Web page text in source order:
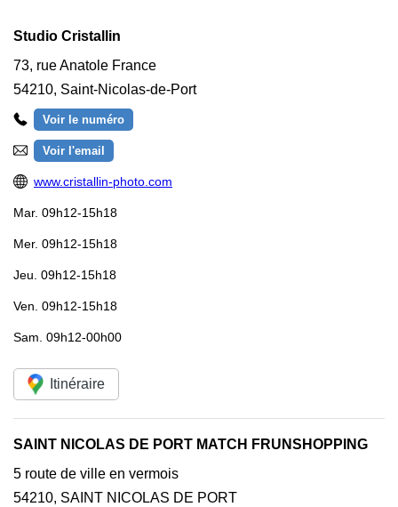
Studio Cristallin
73, rue Anatole France
54210, Saint-Nicolas-de-Port
Voir le numéro
Voir l'email
www.cristallin-photo.com
Mar. 09h12-15h18
Mer. 09h12-15h18
Jeu. 09h12-15h18
Ven. 09h12-15h18
Sam. 09h12-00h00
Itinéraire
SAINT NICOLAS DE PORT MATCH FRUNSHOPPING
5 route de ville en vermois
54210, SAINT NICOLAS DE PORT